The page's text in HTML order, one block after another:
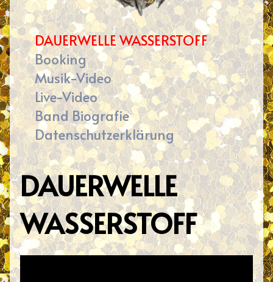
DAUERWELLE WASSERSTOFF
Booking
Musik-Video
Live-Video
Band Biografie
Datenschutzerklärung
DAUERWELLE
WASSERSTOFF